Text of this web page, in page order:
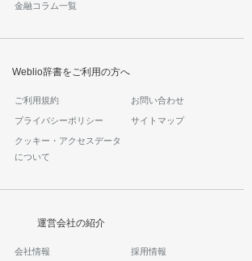
金融コラム一覧
Weblio辞書をご利用の方へ
ご利用規約 お問い合わせ
プライバシーポリシー サイトマップ
クッキー・アクセスデータ
について
運営会社の紹介
会社情報 採用情報